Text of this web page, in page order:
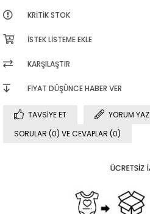
KRITIK STOK
İSTEK LISTEME EKLE
KARŞILAŞTIR
FIYAT DÜŞÜNCE HABER VER
TAVSIYE ET
YORUM YAZ
SORULAR (0) VE CEVAPLAR (0)